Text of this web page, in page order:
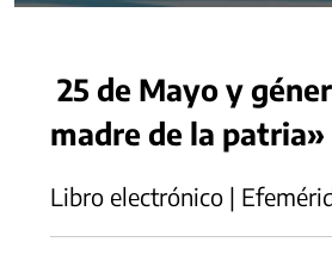
25 de Mayo y
madre de la patria»
Libro electrónico |